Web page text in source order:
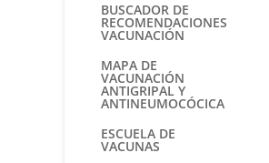
BUSCADOR DE
RECOMENDACIONES
VACUNACIÓN
MAPA DE
VACUNACIÓN
ANTIGRIPAL Y
ANTINEUMOCÓCICA
ESCUELA DE
VACUNAS